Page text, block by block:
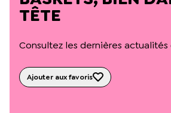
Notre documentation
Ressources pour les parents
Podcast 🎙️
L’équipe du Crips
TÊTE
Consultez les dernières actualités
Ajouter aux favoris